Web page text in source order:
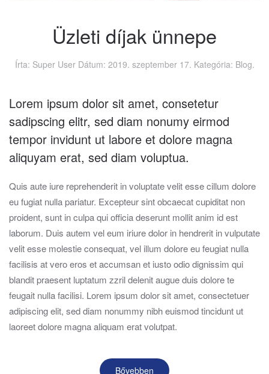
Üzleti díjak ünnepe
Írta: Super User Dátum: 2019. szeptember 17. Kategória: Blog.
Lorem ipsum dolor sit amet, consetetur
sadipscing elitr, sed diam nonumy eirmod
tempor invidunt ut labore et dolore magna
aliquyam erat, sed diam voluptua.
Quis aute iure reprehenderit in voluptate velit esse cillum dolore
eu fugiat nulla pariatur. Excepteur sint obcaecat cupiditat non
proident, sunt in culpa qui officia deserunt mollit anim id est
laborum. Duis autem vel eum iriure dolor in hendrerit in vulputate
velit esse molestie consequat, vel illum dolore eu feugiat nulla
facilisis at vero eros et accumsan et iusto odio dignissim qui
blandit praesent luptatum zzril delenit augue duis dolore te
feugait nulla facilisi. Lorem ipsum dolor sit amet, consectetuer
adipiscing elit, sed diam nonummy nibh euismod tincidunt ut
laoreet dolore magna aliquam erat volutpat.
Bővebben